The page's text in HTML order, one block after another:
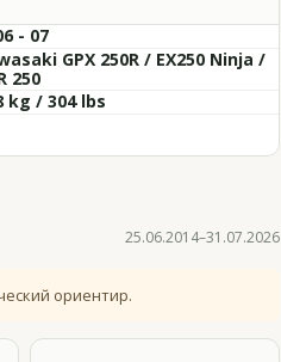
- 07
GPX 250R / EX250 Ninja /
250
kg / 304 lbs
25.06.2014–31.07.2026
ориентир.